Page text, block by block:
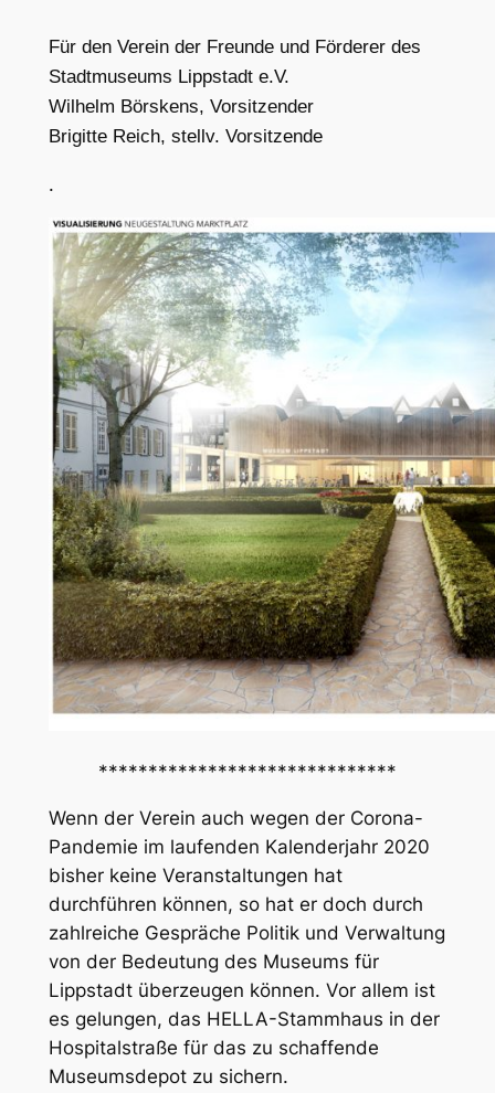
Für den Verein der Freunde und Förderer des
Stadtmuseums Lippstadt e.V.
Wilhelm Börskens, Vorsitzender
Brigitte Reich, stellv. Vorsitzende
.
******************************
Wenn der Verein auch wegen der Corona-
Pandemie im laufenden Kalenderjahr 2020
bisher keine Veranstaltungen hat
durchführen können, so hat er doch durch
zahlreiche Gespräche Politik und Verwaltung
von der Bedeutung des Museums für
Lippstadt überzeugen können. Vor allem ist
es gelungen, das HELLA-Stammhaus in der
Hospitalstraße für das zu schaffende
Museumsdepot zu sichern.